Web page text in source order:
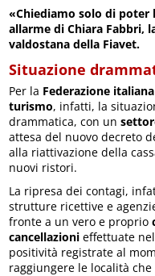
«Chiediamo solo di poter
allarme di Chiara Fabbri,
valdostana della Fiavet.
Situazione
Per la Federazione
turismo, infatti, la
drammatica, con un
attesa del nuovo decreto
alla riattivazione della
nuovi ristori.
La ripresa dei contagi,
strutture ricettive e
fronte a un vero e proprio
cancellazioni effettuate
positività registrate al
raggiungere le località